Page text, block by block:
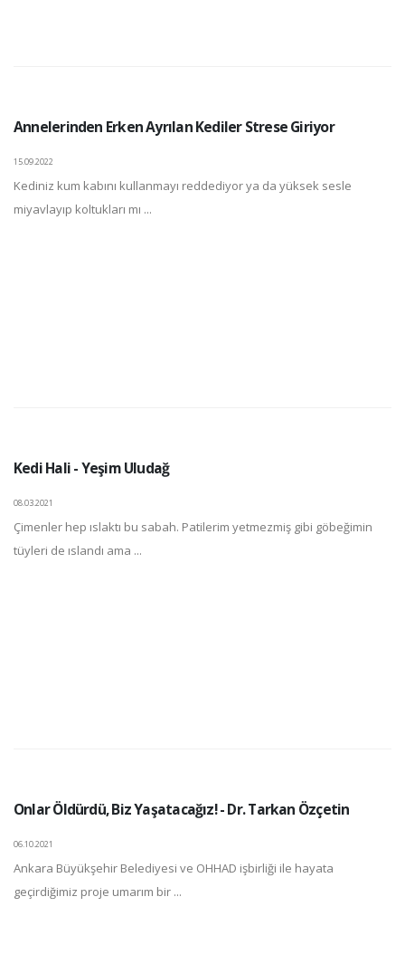
Annelerinden Erken Ayrılan Kediler Strese Giriyor
15.09.2022
Kediniz kum kabını kullanmayı reddediyor ya da yüksek sesle
miyavlayıp koltukları mı ...
Kedi Hali - Yeşim Uludağ
08.03.2021
Çimenler hep ıslaktı bu sabah. Patilerim yetmezmiş gibi göbeğimin
tüyleri de ıslandı ama ...
Onlar Öldürdü, Biz Yaşatacağız! - Dr. Tarkan Özçetin
06.10.2021
Ankara Büyükşehir Belediyesi ve OHHAD işbirliği ile hayata
geçirdiğimiz proje umarım bir ...